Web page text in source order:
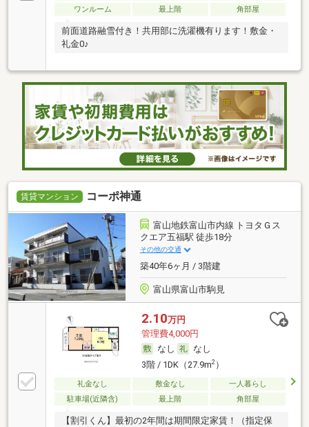
ワンルーム
最上階 角部屋
前面道路融雪付き！共用部に洗濯機有ります！敷金・
礼金0♪
賃貸マンション コーポ神通
富山地鉄富山市内線 トヨタＧス
クエア五福駅 徒歩18分
その他の交通
築40年6ヶ月 / 3階建
富山県富山市駒見
2.10万円
管理費4,000円
なし
なし
3階 / 1DK（27.9m2）
礼金なし 敷金なし
一人暮らし
駐車場(近隣含)
最上階 角部屋
【割引くん】最初の2年間は期間限定家賃！（指定保